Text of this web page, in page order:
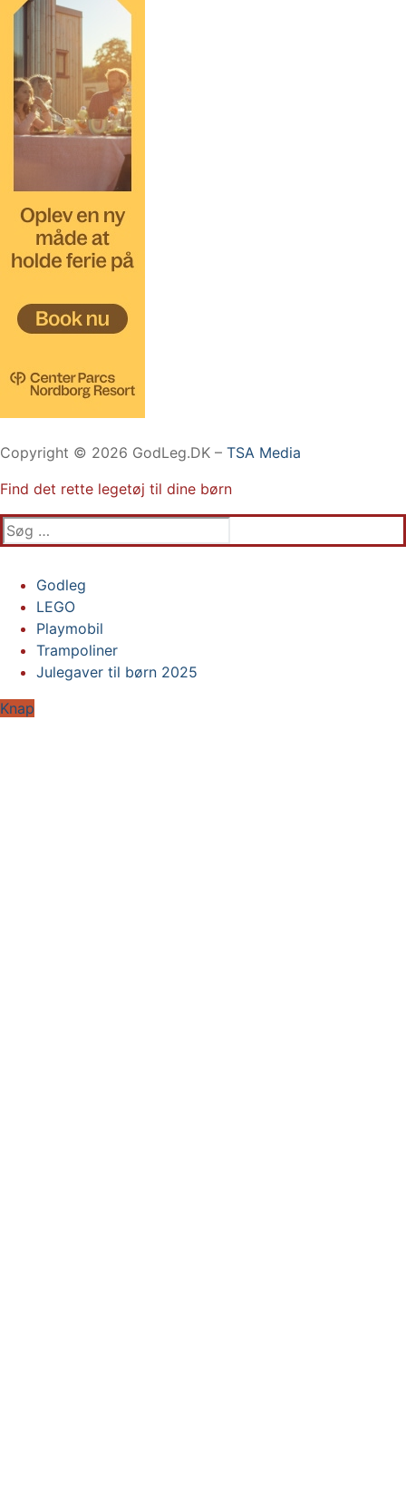
Copyright © 2026 GodLeg.DK – TSA Media
Find det rette legetøj til dine børn
Søg
efter:
Godleg
Gabby’s Dukkehus
Playmobil
Trampoliner
LEGO
LEGO
Playmobil
Trampoliner
Julegaver til børn 2025
Knap